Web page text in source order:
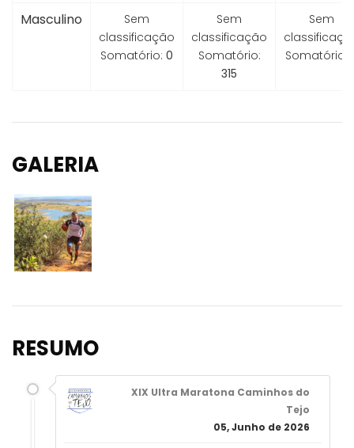
Masculino
Sem
classificação
Somatório: 0
Sem
classificação
Somatório:
315
Sem
Somatório:
GALERIA
RESUMO
XIX Ultra Maratona Caminhos do
Tejo
05, Junho de 2026